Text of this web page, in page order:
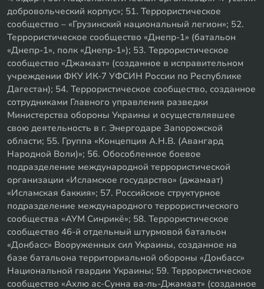
добровольческий корпус»; 51. Террористическое
сообщество – «Грузинский национальный легион»; 52.
Террористическое сообщество «Днепр-1» (батальон
«Днепр-1», полк «Днепр-1»); 53. Террористическое
сообщество «Джамаат» (созданное в исправительном
учреждении ФКУ ИК-7 УФСИН России по Республике
Дагестан); 54. Террористическое сообщество, созданное
сотрудниками Главного управления разведки
Министерства обороны Украины и осуществлявшее
свою деятельность в г. Энергодаре Запорожской
области; 55. Группа «Концепция А.Н.В. (Авангард
Народной Воли)»; 56. Обособленное боевое
подразделение международной террористической
организации «Исламское государство» (джамаат)
«Исламская баккия»; 57. Российское структурное
подразделение международного террористического
сообщества «АУМ Синрикё»; 58. Террористическое
сообщество 46-й отдельный штурмовой батальон
«Донбасс» Вооруженных сил Украины, созданное на
базе батальона территориальной обороны «Донбасс»
Национальной гвардии Украины; 59. Террористическое
сообщество «Ахлю ас-Сунна ва-ль-Джамаат» (созданное